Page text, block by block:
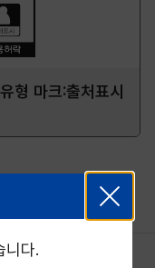
형 마크:출처표시
니다.